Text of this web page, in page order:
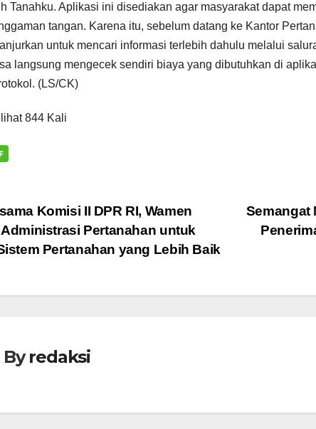
Tanahku. Aplikasi ini disediakan agar masyarakat dapat
tangan. Karena itu, sebelum datang ke Kantor
untuk mencari informasi terlebih dahulu melalui
langsung mengecek sendiri biaya yang dibutuhkan di
(LS/CK)
844 Kali
Semangat
Komisi II DPR RI, Wamen
Pertanahan untuk
Pertanahan yang Lebih Baik
Byredaksi